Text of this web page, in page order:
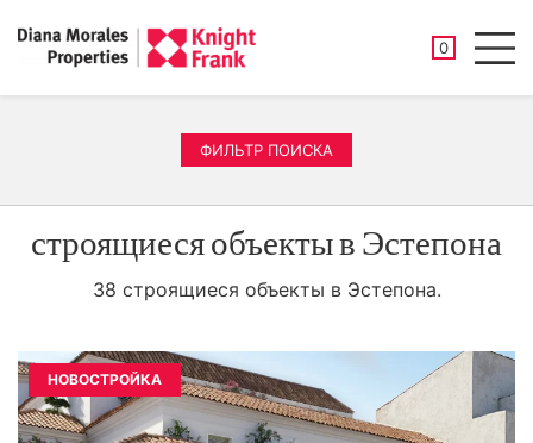
0
ФИЛЬТР ПОИСКА
строящиеся объекты в Эстепона
38 строящиеся объекты в Эстепона.
НОВОСТРОЙКА